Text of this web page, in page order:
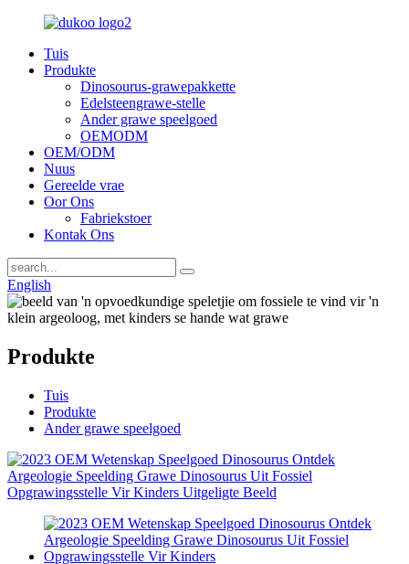
Tuis
Produkte
Dinosourus-grawepakkette
Edelsteengrawe-stelle
Ander grawe speelgoed
OEMODM
OEM/ODM
Nuus
Gereelde vrae
Oor Ons
Fabriekstoer
Kontak Ons
English
Produkte
Tuis
Produkte
Ander grawe speelgoed